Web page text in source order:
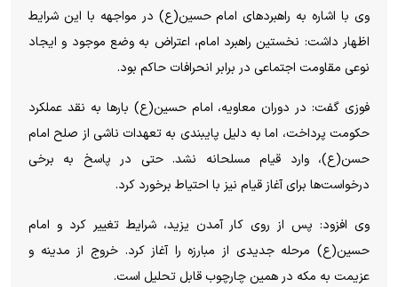
وی با اشاره به راهبردهای امام حسین(ع) در مواجهه با این شرایط
اظهار داشت: نخستین راهبرد امام، اعتراض به وضع موجود و ایجاد
نوعی مقاومت اجتماعی در برابر انحرافات حاکم بود.
فوزی گفت: در دوران معاویه، امام حسین(ع) بارها به نقد عملکرد
حکومت پرداخت، اما به دلیل پایبندی به تعهدات ناشی از صلح امام
حسن(ع)، وارد قیام مسلحانه نشد. حتی در پاسخ به برخی
درخواست‌ها برای آغاز قیام نیز با احتیاط برخورد کرد.
وی افزود: پس از روی کار آمدن یزید، شرایط تغییر کرد و امام
حسین(ع) مرحله جدیدی از مبارزه را آغاز کرد. خروج از مدینه و
عزیمت به مکه در همین چارچوب قابل تحلیل است.